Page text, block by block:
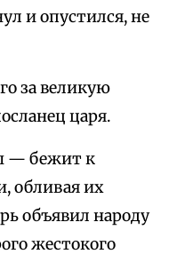
и опустился, не
за великую
царя.
— бежит к
обливая их
объявил народу
жестокого